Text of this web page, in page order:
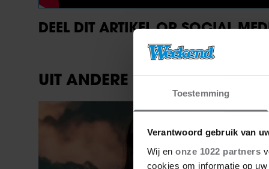
Toestemming
Verantwoord gebruik van
Wij en onze 1022 partners
cookies om informatie op
DEEL DIT ARTIKEL OP SOCIAL
UIT ANDERE MEDIA
Weekend